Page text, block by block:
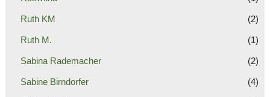
Ruth KM (2)
Ruth M. (1)
Sabina Rademacher (2)
Sabine Birndorfer (4)